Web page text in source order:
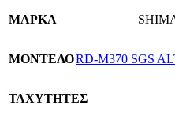
ΜΑΡΚΑ
ΜΟΝΤΕΛΟRD-M370 SGS
ΤΑΧΥΤΗΤΕΣ